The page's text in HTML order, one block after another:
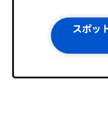
スポッ